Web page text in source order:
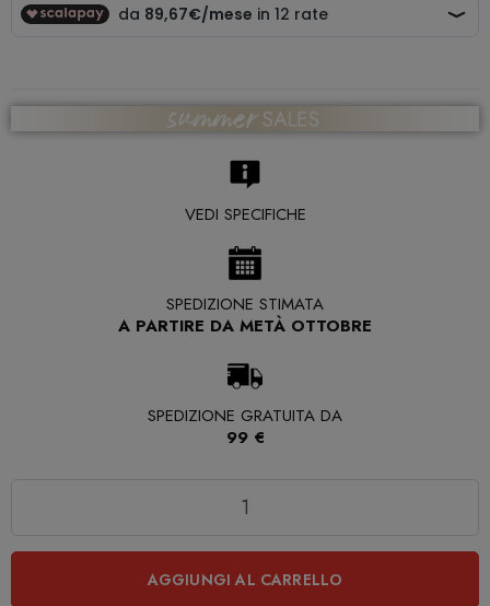
VEDI SPECIFICHE
SPEDIZIONE STIMATA
A PARTIRE DA METÀ OTTOBRE
SPEDIZIONE GRATUITA DA
99 €
AGGIUNGI AL CARRELLO